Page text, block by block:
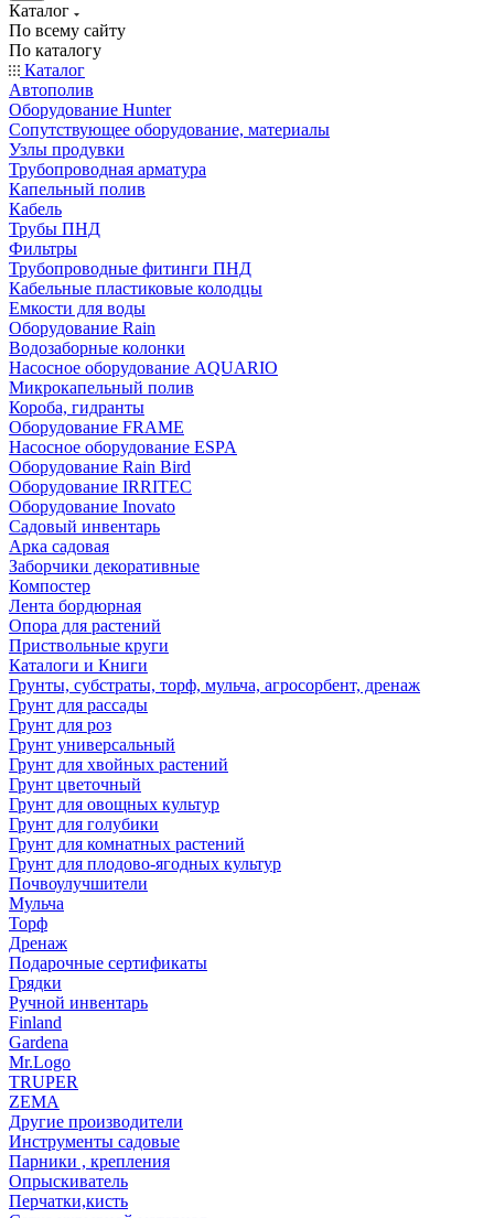
Каталог
По всему сайту
По каталогу
Каталог
Автополив
Оборудование Hunter
Сопутствующее оборудование, материалы
Узлы продувки
Трубопроводная арматура
Капельный полив
Кабель
Трубы ПНД
Фильтры
Трубопроводные фитинги ПНД
Кабельные пластиковые колодцы
Емкости для воды
Оборудование Rain
Водозаборные колонки
Насосное оборудование AQUARIO
Микрокапельный полив
Короба, гидранты
Оборудование FRAME
Насосное оборудование ESPA
Оборудование Rain Bird
Оборудование IRRITEC
Оборудование Inovato
Садовый инвентарь
Арка садовая
Заборчики декоративные
Компостер
Лента бордюрная
Опора для растений
Приствольные круги
Каталоги и Книги
Грунты, субстраты, торф, мульча, агросорбент, дренаж
Грунт для рассады
Грунт для роз
Грунт универсальный
Грунт для хвойных растений
Грунт цветочный
Грунт для овощных культур
Грунт для голубики
Грунт для комнатных растений
Грунт для плодово-ягодных культур
Почвоулучшители
Мульча
Торф
Дренаж
Подарочные сертификаты
Грядки
Ручной инвентарь
Finland
Gardena
Mr.Logo
TRUPER
ZEMA
Другие производители
Инструменты садовые
Парники , крепления
Опрыскиватель
Перчатки,кисть